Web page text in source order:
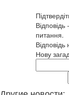
питання.
Нову